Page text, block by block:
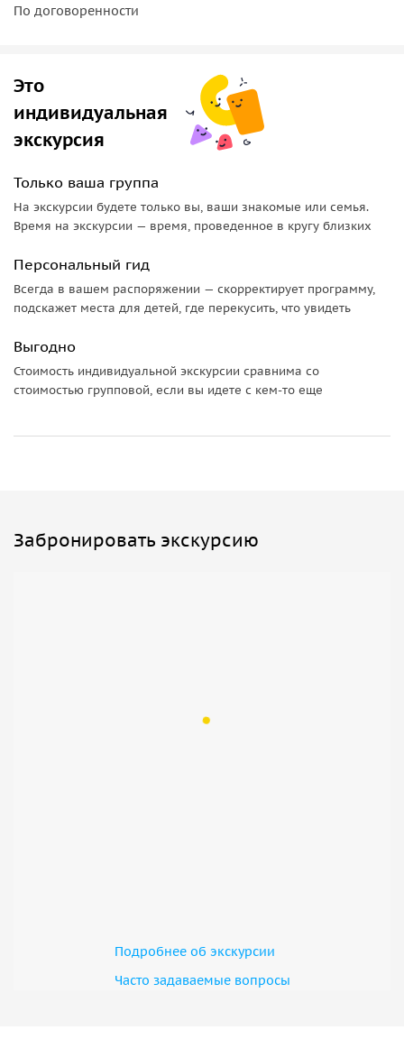
По договоренности
Это
индивидуальная
экскурсия
Только ваша группа
На экскурсии будете только вы, ваши знакомые или семья.
Время на экскурсии — время, проведенное в кругу близких
Персональный гид
Всегда в вашем распоряжении — скорректирует программу,
подскажет места для детей, где перекусить, что увидеть
Выгодно
Стоимость индивидуальной экскурсии сравнима со
стоимостью групповой, если вы идете с кем-то еще
Забронировать экскурсию
Подробнее об экскурсии
Часто задаваемые вопросы